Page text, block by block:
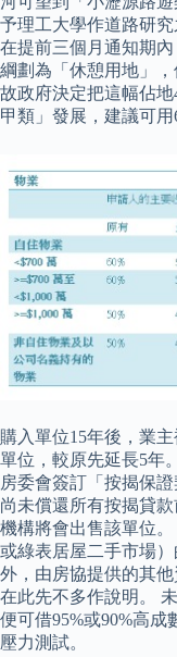
予理工大學作道路研究
在提前三個月通知期
綱劃為「休憩用地」
故政府決定把這幅佔
甲類」發展，建議可用
購入單位15年後，業
單位，較原先延長5年
房委會簽訂「按揭保
尚未償還所有按揭貸
機構將會出售該單位
或綠表居屋二手市場
外，由房協提供的其
在此先不多作說明。
便可借95%或90%高
壓力測試。